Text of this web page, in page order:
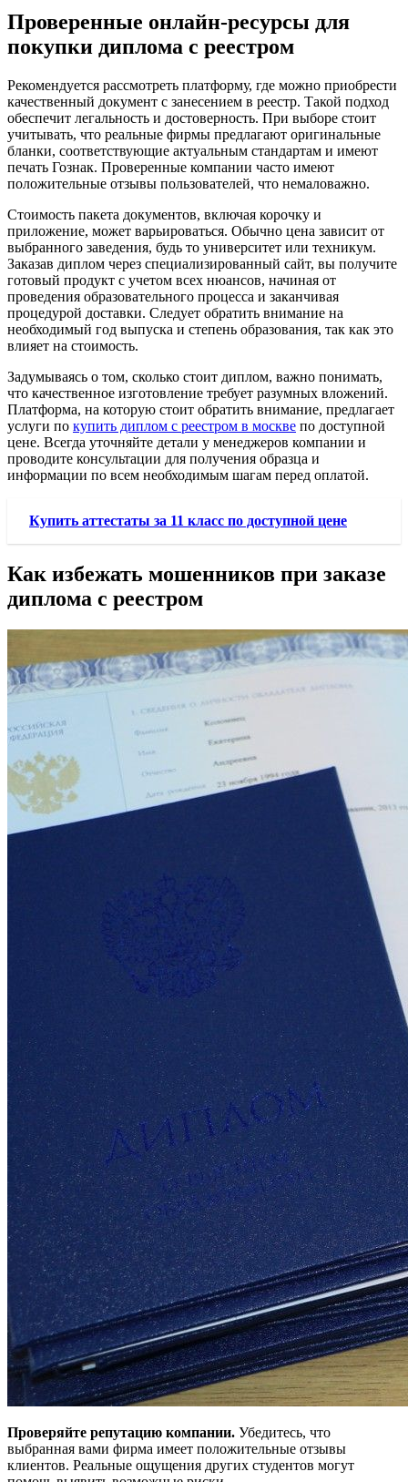
Проверенные онлайн-ресурсы для
покупки диплома с реестром
Рекомендуется рассмотреть платформу, где можно приобрести
качественный документ с занесением в реестр. Такой подход
обеспечит легальность и достоверность. При выборе стоит
учитывать, что реальные фирмы предлагают оригинальные
бланки, соответствующие актуальным стандартам и имеют
печать Гознак. Проверенные компании часто имеют
положительные отзывы пользователей, что немаловажно.
Стоимость пакета документов, включая корочку и
приложение, может варьироваться. Обычно цена зависит от
выбранного заведения, будь то университет или техникум.
Заказав диплом через специализированный сайт, вы получите
готовый продукт с учетом всех нюансов, начиная от
проведения образовательного процесса и заканчивая
процедурой доставки. Следует обратить внимание на
необходимый год выпуска и степень образования, так как это
влияет на стоимость.
Задумываясь о том, сколько стоит диплом, важно понимать,
что качественное изготовление требует разумных вложений.
Платформа, на которую стоит обратить внимание, предлагает
услуги по купить диплом с реестром в москве по доступной
цене. Всегда уточняйте детали у менеджеров компании и
проводите консультации для получения образца и
информации по всем необходимым шагам перед оплатой.
Купить аттестаты за 11 класс по доступной цене
Как избежать мошенников при заказе
диплома с реестром
Проверяйте репутацию компании. Убедитесь, что
выбранная вами фирма имеет положительные отзывы
клиентов. Реальные ощущения других студентов могут